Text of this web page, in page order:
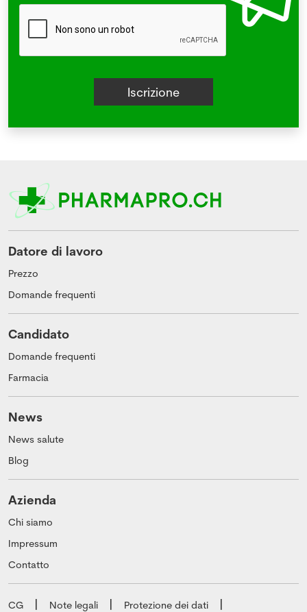
Datore di lavoro
Prezzo
Domande frequenti
Candidato
Domande frequenti
Farmacia
News
News salute
Blog
Azienda
Chi siamo
Impressum
Contatto
CG Note legali Protezione dei dati